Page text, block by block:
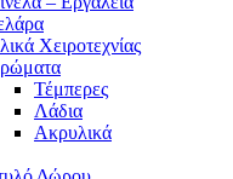
Χειροτεχνίας
Τέμπερες
Λάδια
Ακρυλικά